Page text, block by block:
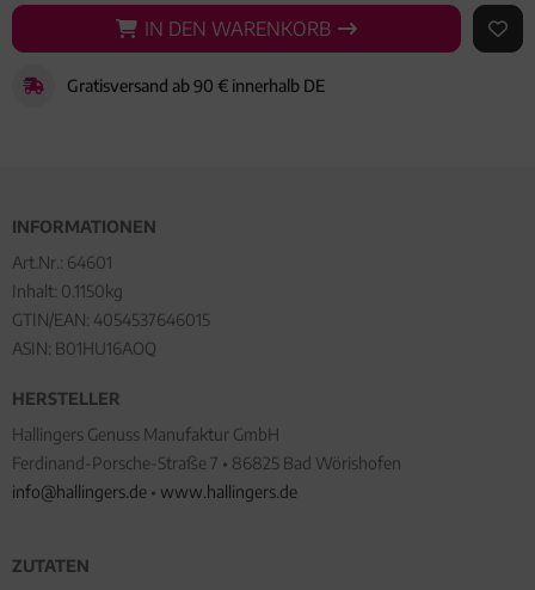
IN DEN WARENKORB
IN DEN WARENKORB AUF
Gratisversand ab 90 € innerhalb DE
INFORMATIONEN
Art.Nr.: 64601
Inhalt: 0.1150kg
GTIN/EAN: 4054537646015
ASIN: B01HU16AOQ
HERSTELLER
Hallingers Genuss Manufaktur GmbH
Ferdinand-Porsche-Straße 7 • 86825 Bad Wörishofen
info@hallingers.de • www.hallingers.de
ZUTATEN